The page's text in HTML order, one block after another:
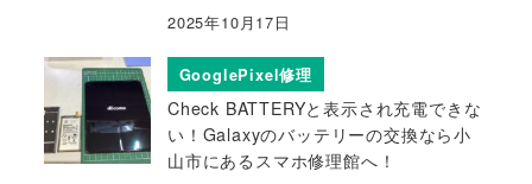
2025年10月17日
GooglePixel修理
Check BATTERYと表示され充電できな
い！Galaxyのバッテリーの交換なら小
山市にあるスマホ修理館へ！